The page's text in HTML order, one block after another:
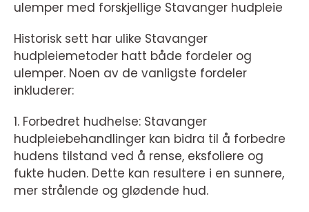
ulemper med forskjellige Stavanger hudpleie
Historisk sett har ulike Stavanger
hudpleiemetoder hatt både fordeler og
ulemper. Noen av de vanligste fordeler
inkluderer:
1. Forbedret hudhelse: Stavanger
hudpleiebehandlinger kan bidra til å forbedre
hudens tilstand ved å rense, eksfoliere og
fukte huden. Dette kan resultere i en sunnere,
mer strålende og glødende hud.